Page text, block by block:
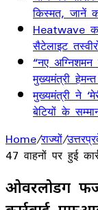
किस्मत, जानें
Heatwave
सैटेलाइट
“नए अग्निशमन
मुख्यमंत्री
मुख्यमंत्री ने
बेटियों के
Home/राज्यों/
47 वाहनों पर हुई
ओवरलोडिंग